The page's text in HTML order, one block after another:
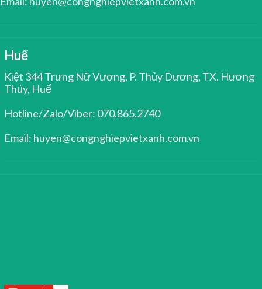
Huế
Kiệt 344 Trưng Nữ Vương, P. Thủy Dương, TX. Hương
Thủy, Huế
Hotline/Zalo/Viber: 070.865.2740
Email: huyen@congnghiepvietxanh.com.vn